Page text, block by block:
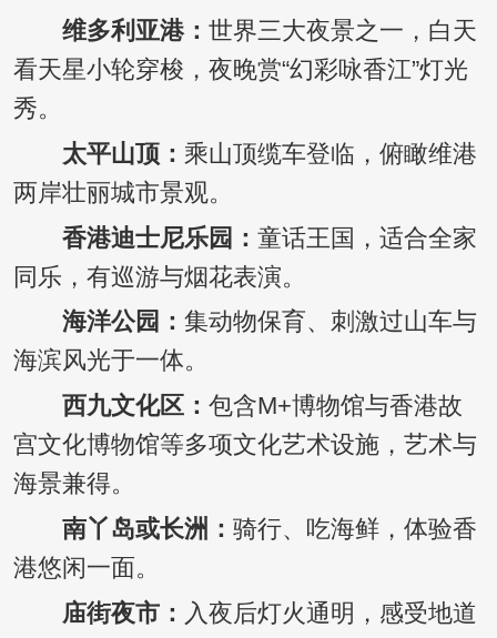
维多利亚港： 世界三大夜景之一，白天
看天星小轮穿梭，夜晚赏“幻彩咏香江”灯光
秀。
太平山顶： 乘山顶缆车登临，俯瞰维港
两岸壮丽城市景观。
香港迪士尼乐园： 童话王国，适合全家
同乐，有巡游与烟花表演。
海洋公园： 集动物保育、刺激过山车与
海滨风光于一体。
西九文化区： 包含M+博物馆与香港故
宫文化博物馆等多项文化艺术设施，艺术与
海景兼得。
南丫岛或长洲 ： 骑行、吃海鲜，体验香
港悠闲一面。
庙街夜市： 入夜后灯火通明，感受地道